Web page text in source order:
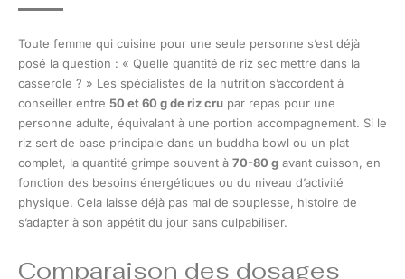
Toute femme qui cuisine pour une seule personne s’est déjà
posé la question : « Quelle quantité de riz sec mettre dans la
casserole ? » Les spécialistes de la nutrition s’accordent à
conseiller entre 50 et 60 g de riz cru par repas pour une
personne adulte, équivalant à une portion accompagnement. Si le
riz sert de base principale dans un buddha bowl ou un plat
complet, la quantité grimpe souvent à 70-80 g avant cuisson, en
fonction des besoins énergétiques ou du niveau d’activité
physique. Cela laisse déjà pas mal de souplesse, histoire de
s’adapter à son appétit du jour sans culpabiliser.
Comparaison des dosages